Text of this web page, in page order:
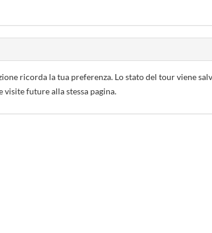
ricorda la tua preferenza. Lo stato del tour viene
future alla stessa pagina.